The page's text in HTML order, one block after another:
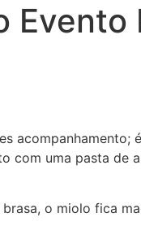
acompanhamento;
com uma pasta de
o miolo fica